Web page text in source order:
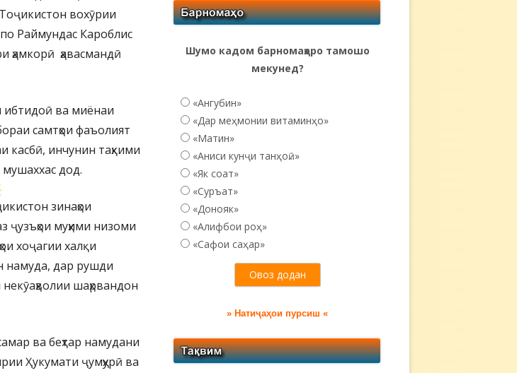
вохӯрии
Раймундас Кароблис
ҳамкорӣ ҳавасмандӣ
ибтидоӣ ва миёнаи
самтҳои фаъолият
касбӣ, инчунин таҳкими
дод.
зинаҳои
ҷузъҳои муҳими низоми
хоҷагии халқи
намуда, дар рушди
шаҳрвандон
ва беҳтар намудани
Ҳукумати ҷумҳурӣ ва
Шумо кадом барномаҳоро тамошо
мекунед?
«Ангубин»
«Дар меҳмонии витаминҳо»
«Матин»
«Аниси кунҷи танҳоӣ...»
«Як соат»
«Суръат»
«Донояк»
«Алифбои роҳ»
«Сафои саҳар»
» Натиҷаҳои пурсиш «